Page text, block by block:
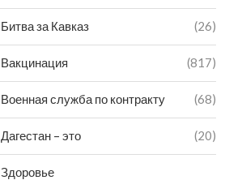
Битва за Кавказ (26)
Вакцинация (817)
Военная служба по контракту (68)
Дагестан – это (20)
Здоровье